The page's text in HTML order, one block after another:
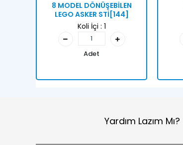
8 MODEL DÖNÜŞEBİLEN
LEGO ASKER STİ[144]
Koli İçi : 1
Adet
Yardım Lazım Mı?